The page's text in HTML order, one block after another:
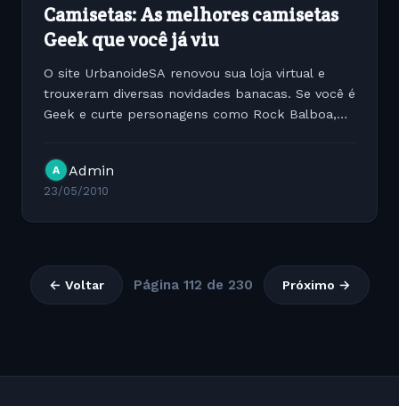
Camisetas: As melhores camisetas
Geek que você já viu
O site UrbanoideSA renovou sua loja virtual e
trouxeram diversas novidades banacas. Se você é
Geek e curte personagens como Rock Balboa,
bacanas. Para quem...
A Admin
23/05/2010
← Voltar Página 112 de 230 Próximo →